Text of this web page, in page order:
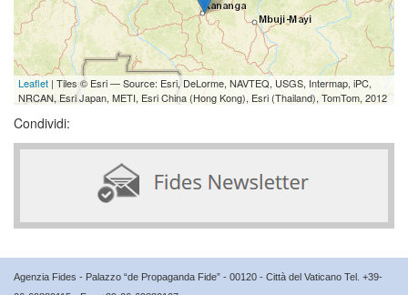
Leaflet | Tiles © Esri — Source: Esri, DeLorme, NAVTEQ, USGS, Intermap, iPC,
NRCAN, Esri Japan, METI, Esri China (Hong Kong), Esri (Thailand), TomTom, 2012
Condividi:
Agenzia Fides - Palazzo “de Propaganda Fide” - 00120 - Città del Vaticano Tel. +39-